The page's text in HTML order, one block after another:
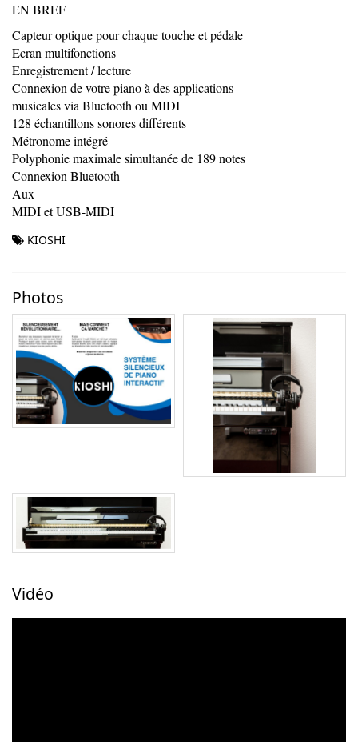
EN BREF
Capteur optique pour chaque touche et pédale
Ecran multifonctions
Enregistrement / lecture
Connexion de votre piano à des applications
musicales via Bluetooth ou MIDI
128 échantillons sonores différents
Métronome intégré
Polyphonie maximale simultanée de 189 notes
Connexion Bluetooth
Aux
MIDI et USB-MIDI
KIOSHI
Photos
Vidéo